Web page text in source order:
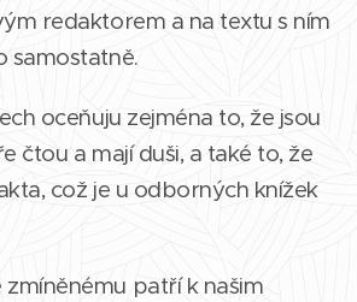
redaktorem a na textu s ním
samostatně.
oceňuju zejména to, že jsou
čtou a mají duši, a také to, že
což je u odborných knížek
zmíněnému patří k našim